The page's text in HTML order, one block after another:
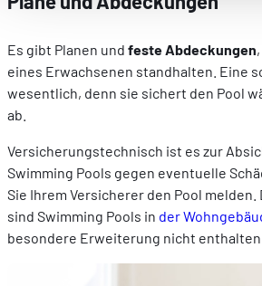
comprenant comment vous arrivez
Proposer des offres et services
hébergé sur un site externe.
Es gibt Planen und feste Abdeckungen
eines Erwachsenen standhalten. Eine
wesentlich, denn sie sichert den Pool
ab.
Versicherungstechnisch ist es zur
Swimming Pools gegen eventuelle
Sie Ihrem Versicherer den Pool melden.
sind Swimming Pools in der
besondere Erweiterung nicht enthalten.